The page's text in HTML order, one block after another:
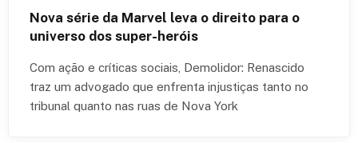
Nova série da Marvel leva o direito para o
universo dos super-heróis
Com ação e críticas sociais, Demolidor: Renascido
traz um advogado que enfrenta injustiças tanto no
tribunal quanto nas ruas de Nova York